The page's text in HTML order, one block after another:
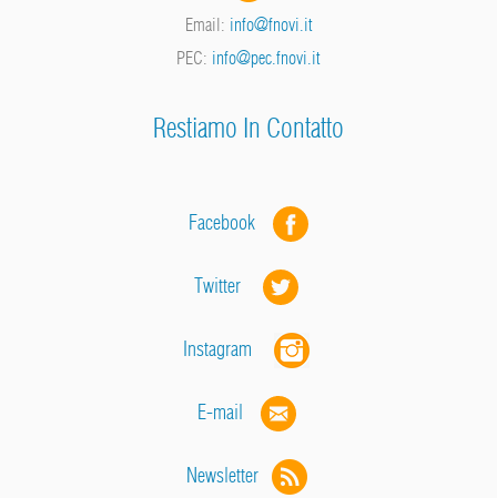
Email: info@fnovi.it
PEC: info@pec.fnovi.it
Restiamo In Contatto
Facebook
Twitter
Instagram
E-mail
Newsletter